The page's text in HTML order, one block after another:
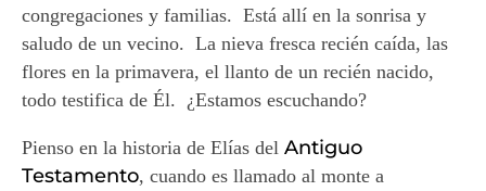
congregaciones y familias. Está allí en la sonrisa y
saludo de un vecino. La nieva fresca recién caída, las
flores en la primavera, el llanto de un recién nacido,
todo testifica de Él. ¿Estamos escuchando?
Pienso en la historia de Elías del Antiguo
Testamento, cuando es llamado al monte a